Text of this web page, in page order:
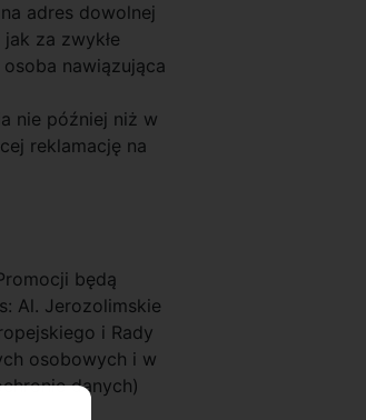
adres dowolnej
za zwykłe
nawiązująca
nie później niż w
reklamację na
będą
Al. Jerozolimskie
i Rady
osobowych i w
danych)